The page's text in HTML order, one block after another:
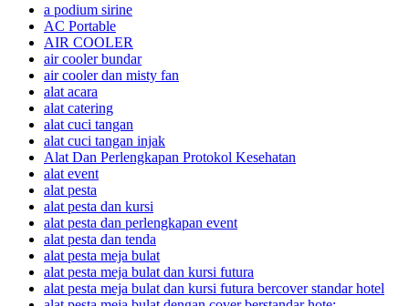
a podium sirine
AC Portable
AIR COOLER
air cooler bundar
air cooler dan misty fan
alat acara
alat catering
alat cuci tangan
alat cuci tangan injak
Alat Dan Perlengkapan Protokol Kesehatan
alat event
alat pesta
alat pesta dan kursi
alat pesta dan perlengkapan event
alat pesta dan tenda
alat pesta meja bulat
alat pesta meja bulat dan kursi futura
alat pesta meja bulat dan kursi futura bercover standar hotel